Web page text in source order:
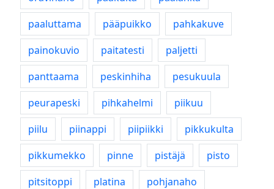
paaluttama
pääpuikko
pahkakuve
painokuvio
paitatesti
paljetti
panttaama
peskinhiha
pesukuula
peurapeski
pihkahelmi
piikuu
piilu
piinappi piipiikki
pikkukulta
pikkumekko
pinne pistäjä
pisto
pitsitoppi
platina
pohjanaho